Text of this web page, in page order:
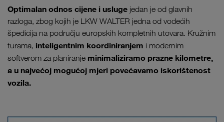
Optimalan odnos cijene i usluge jedan je od glavnih
razloga, zbog kojih je LKW WALTER jedna od vodećih
špedicija na području europskih kompletnih utovara. Kružnim
turama, inteligentnim koordiniranjem i modernim
softverom za planiranje minimaliziramo prazne kilometre,
a u najvećoj mogućoj mjeri povećavamo iskorištenost
vozila.